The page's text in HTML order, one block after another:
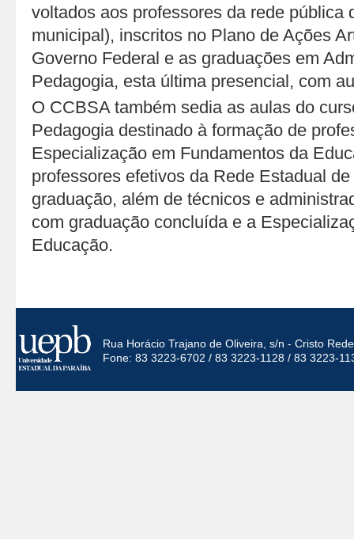
voltados aos professores da rede pública
municipal), inscritos no Plano de Ações
Governo Federal e as graduações em
Pedagogia, esta última presencial, com
O CCBSA também sedia as aulas do
Pedagogia destinado à formação de
Especialização em Fundamentos da
professores efetivos da Rede Estadual
graduação, além de técnicos e
com graduação concluída e a
Educação.
Rua Horácio Trajano de Oliveira, s/n - Cristo
Fone: 83 3223-6702 / 83 3223-1128 / 83 3223-